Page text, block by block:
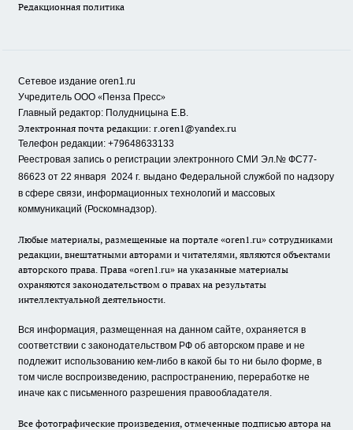
Редакционная политика
Сетевое издание oren1.ru
Учредитель ООО «Пенза Пресс»
Главный редактор: Полудницына Е.В.
Электронная почта редакции: r.oren1@yandex.ru
Телефон редакции: +79648633133
Реестровая запись о регистрации электронного СМИ Эл.№ ФС77-
86623 от 22 января 2024 г. выдано Федеральной службой по надзору
в сфере связи, информационных технологий и массовых
коммуникаций (Роскомнадзор).
Любые материалы, размещенные на портале «oren1.ru» сотрудниками
редакции, внештатными авторами и читателями, являются объектами
авторского права. Права «oren1.ru» на указанные материалы
охраняются законодательством о правах на результаты
интеллектуальной деятельности.
Вся информация, размещенная на данном сайте, охраняется в
соответствии с законодательством РФ об авторском праве и не
подлежит использованию кем-либо в какой бы то ни было форме, в
том числе воспроизведению, распространению, переработке не
иначе как с письменного разрешения правообладателя.
Все фотографические произведения, отмеченные подписью автора на